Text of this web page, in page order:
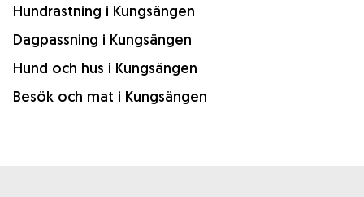
Hundrastning i Kungsängen
Dagpassning i Kungsängen
Hund och hus i Kungsängen
Besök och mat i Kungsängen